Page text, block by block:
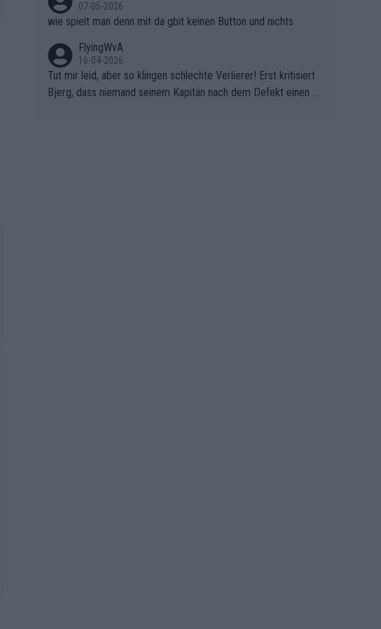
07-05-2026
wie spielt man denn mit da gbit keinen Button und nichts
FlyingWvA
16-04-2026
Tut mir leid, aber so klingen schlechte Verlierer! Erst kritisiert
Bjerg, dass niemand seinem Kapitän nach dem Defekt einen r